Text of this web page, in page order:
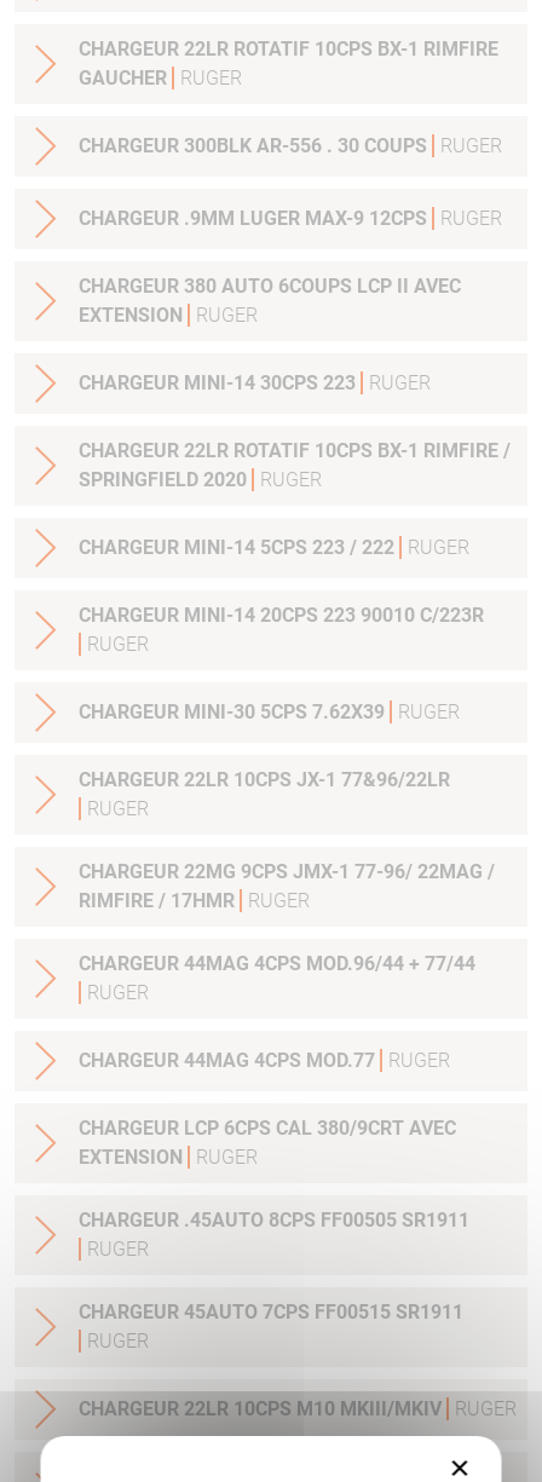
CHARGEUR 22LR ROTATIF 10CPS BX-1 RIMFIRE
GAUCHER
RUGER
CHARGEUR 300BLK AR-556 . 30 COUPS RUGER
CHARGEUR .9MM LUGER MAX-9 12CPS RUGER
CHARGEUR 380 AUTO 6COUPS LCP II AVEC
EXTENSION
RUGER
CHARGEUR MINI-14 30CPS 223 RUGER
CHARGEUR 22LR ROTATIF 10CPS BX-1 RIMFIRE /
SPRINGFIELD 2020
RUGER
CHARGEUR MINI-14 5CPS 223 / 222 RUGER
CHARGEUR MINI-14 20CPS 223 90010 C/223R
RUGER
CHARGEUR MINI-30 5CPS 7.62X39 RUGER
CHARGEUR 22LR 10CPS JX-1 77&96/22LR
RUGER
CHARGEUR 22MG 9CPS JMX-1 77-96/ 22MAG /
RIMFIRE / 17HMR
RUGER
CHARGEUR 44MAG 4CPS MOD.96/44 + 77/44
RUGER
CHARGEUR 44MAG 4CPS MOD.77 RUGER
CHARGEUR LCP 6CPS CAL 380/9CRT AVEC
EXTENSION
RUGER
CHARGEUR .45AUTO 8CPS FF00505 SR1911
RUGER
CHARGEUR 45AUTO 7CPS FF00515 SR1911
RUGER
CHARGEUR 22LR 10CPS M10 MKIII/MKIV RUGER
CHARGEUR 45 AUTO 10CPS AMERICAN PISTOL
×